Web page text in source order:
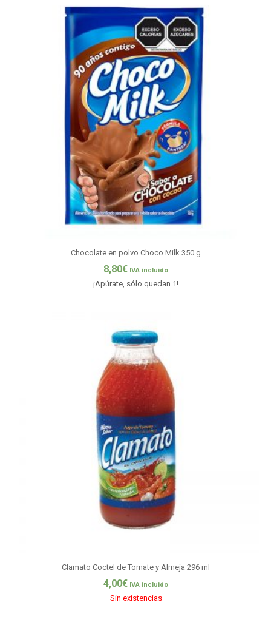
Chocolate en polvo Choco Milk 350 g
8,80€ IVA incluido
¡Apúrate, sólo quedan 1!
Clamato Coctel de Tomate y Almeja 296 ml
4,00€ IVA incluido
Sin existencias